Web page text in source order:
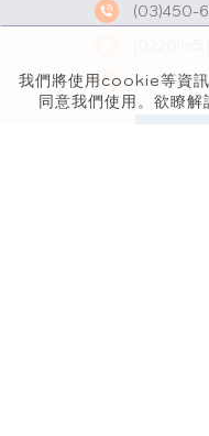
我們將使用cookie等資
同意我們使用。欲瞭解
(03)450-
32468 桃